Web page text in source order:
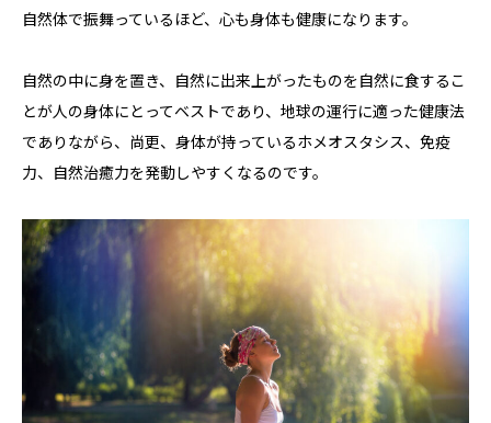
自然体で振舞っているほど、心も身体も健康になります。
自然の中に身を置き、自然に出来上がったものを自然に食するこ
とが人の身体にとってベストであり、地球の運行に適った健康法
でありながら、尚更、身体が持っているホメオスタシス、免疫
力、自然治癒力を発動しやすくなるのです。